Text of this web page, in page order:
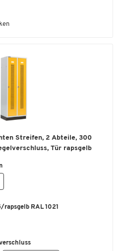
Streifen, 2 Abteile, 300
Tür rapsgelb
RAL 1021